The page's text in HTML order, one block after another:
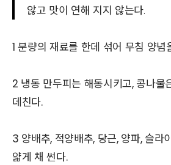
않고 맛이 연해 지지 않는다.
1 분량의 재료를 한데 섞어 무침 양념
2 냉동 만두피는 해동시키고, 콩나물
데친다.
3 양배추, 적양배추, 당근, 양파, 슬
얇게 채 썬다.